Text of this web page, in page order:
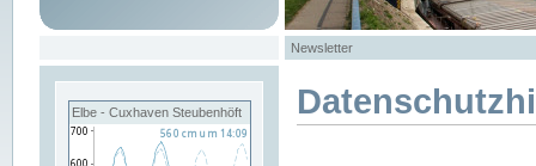
Newsletter
Elbe - Cuxhaven Steubenhöft